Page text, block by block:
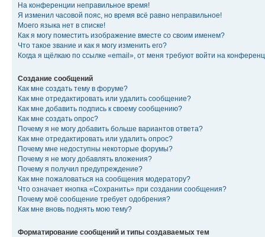
На конференции неправильное время!
Я изменил часовой пояс, но время всё равно неправильное!
Моего языка нет в списке!
Как я могу поместить изображение вместе со своим именем?
Что такое звание и как я могу изменить его?
Когда я щёлкаю по ссылке «email», от меня требуют войти на
Создание сообщений
Как мне создать тему в форуме?
Как мне отредактировать или удалить сообщение?
Как мне добавить подпись к своему сообщению?
Как мне создать опрос?
Почему я не могу добавить больше вариантов ответа?
Как мне отредактировать или удалить опрос?
Почему мне недоступны некоторые форумы?
Почему я не могу добавлять вложения?
Почему я получил предупреждение?
Как мне пожаловаться на сообщения модератору?
Что означает кнопка «Сохранить» при создании сообщения?
Почему моё сообщение требует одобрения?
Как мне вновь поднять мою тему?
Форматирование сообщений и типы создаваемых тем